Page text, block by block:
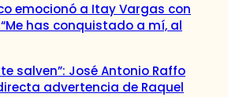
emocionó a Itay Vargas con
has conquistado a mí, al
salven”: José Antonio Raffo
advertencia de Raquel